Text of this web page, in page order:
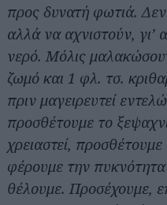
προς δυνατή φωτιά.
αλλά να αχνιστούν, γι’
νερό. Μόλις
ζωμό και 1 φλ. τσ.
πριν μαγειρευτεί
προσθέτουμε το
χρειαστεί,
φέρουμε την
θέλουμε. Προσέχουμε,